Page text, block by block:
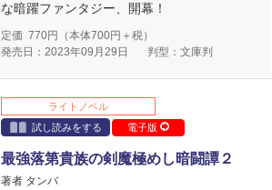
な暗躍ファンタジー、開幕！
定価 770円（本体700円＋税）
発売日：2023年09月29日
判型：文庫判
ライトノベル
試し読みをする
電子版
最強落第貴族の剣魔極めし暗闘譚２
著者 タンバ